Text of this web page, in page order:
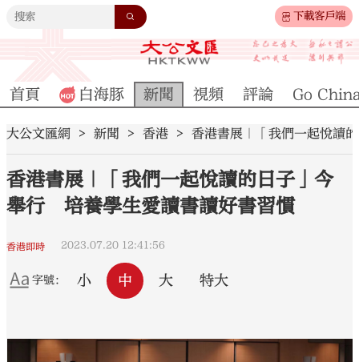
下載客戶端
首頁 白海豚 新聞 視頻 評論 Go
大公文匯網 新聞 香港 香港書展｜「我們一起悅讀
香港書展｜「我們一起悅讀的日子」今
舉行 培養學生愛讀書讀好書習慣
香港即時 2023.07.20 12:41:56
字號： 小 中 大 特大